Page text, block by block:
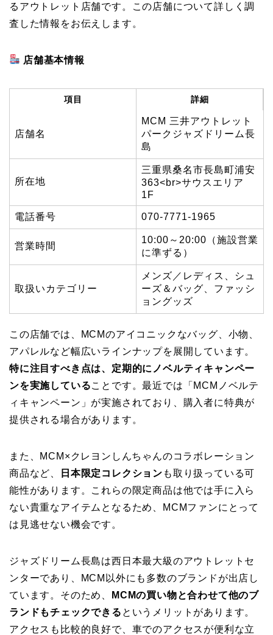
るアウトレット店舗です。この店舗について詳しく調
査した情報をお伝えします。
店舗基本情報
項目 詳細
店舗名
MCM 三井アウトレット
パークジャズドリーム長
島
所在地
三重県桑名市長島町浦安
363<br>サウスエリア
1F
電話番号 070-7771-1965
営業時間
10:00～20:00（施設営業
に準ずる）
取扱いカテゴリー
メンズ／レディス、シュ
ーズ＆バッグ、ファッシ
ョングッズ
この店舗では、MCMのアイコニックなバッグ、小物、
アパレルなど幅広いラインナップを展開しています。
特に注目すべき点は、定期的にノベルティキャンペー
ンを実施していることです。最近では「MCMノベルテ
ィキャンペーン」が実施されており、購入者に特典が
提供される場合があります。
また、MCM×クレヨンしんちゃんのコラボレーション
商品など、
日本限定コレクション も取り扱っている可
能性があります。これらの限定商品は他では手に入ら
ない貴重なアイテムとなるため、MCMファンにとって
は見逃せない機会です。
ジャズドリーム長島は西日本最大級のアウトレットセ
ンターであり、MCM以外にも多数のブランドが出店し
ています。そのため、
MCMの買い物と合わせて他のブ
ランドもチェックできる というメリットがあります。
アクセスも比較的良好で、車でのアクセスが便利な立